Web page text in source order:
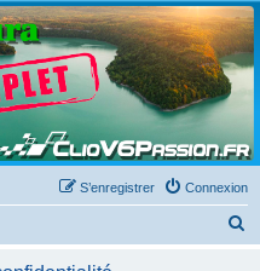
Connexion
S’enregistrer